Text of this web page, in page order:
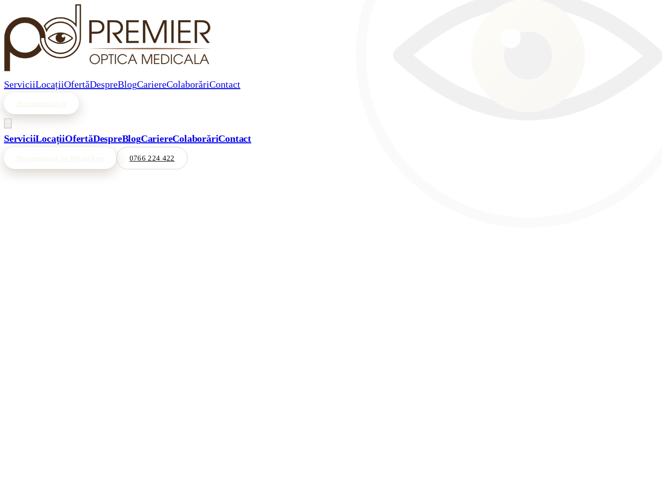
ServiciiLocațiiOfertăDespreBlogCariereColaborăriContact
Programează-te
ServiciiLocațiiOfertăDespreBlogCariereColaborăriContact
Programează pe WhatsApp 0766 224 422